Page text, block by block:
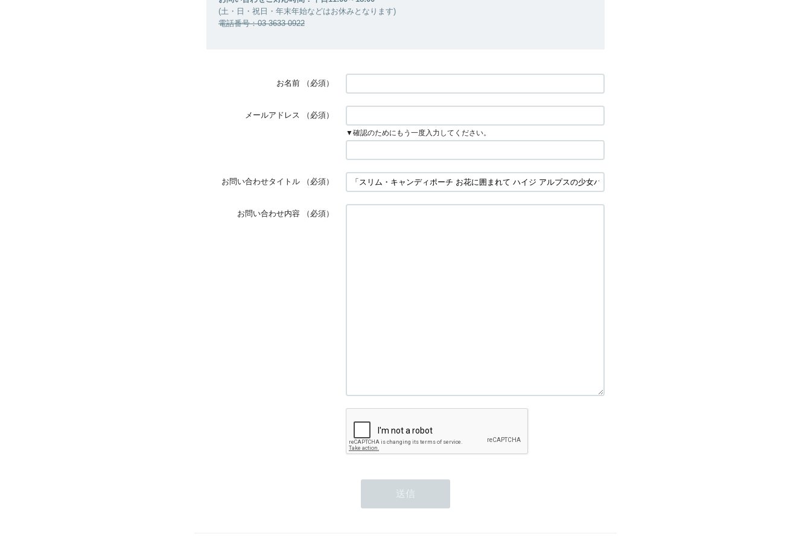
(土・日・祝日・年末年始などはお休みとなります)
電話番号：03-3633-0922
お名前 （必須）
メールアドレス （必須）
▼確認のためにもう一度入力してください。
お問い合わせタイトル （必須）
お問い合わせ内容 （必須）